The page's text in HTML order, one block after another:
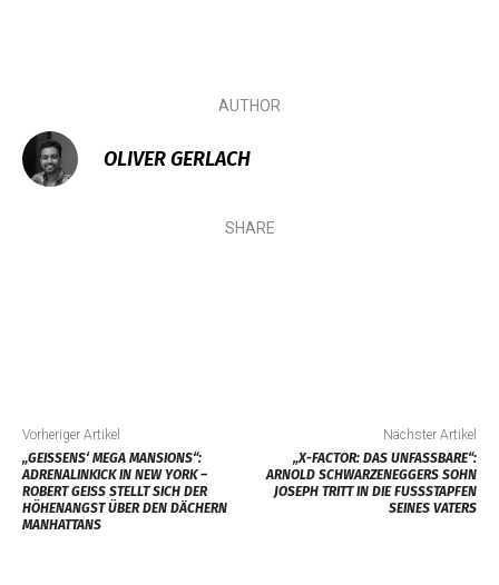
AUTHOR
OLIVER GERLACH
SHARE
Vorheriger Artikel
„GEISSENS‘ MEGA MANSIONS“:
ADRENALINKICK IN NEW YORK –
ROBERT GEISS STELLT SICH DER
HÖHENANGST ÜBER DEN DÄCHERN
MANHATTANS
Nächster Artikel
„X-FACTOR: DAS UNFASSBARE“:
ARNOLD SCHWARZENEGGERS SOHN
JOSEPH TRITT IN DIE FUSSSTAPFEN S
EINES VATERS